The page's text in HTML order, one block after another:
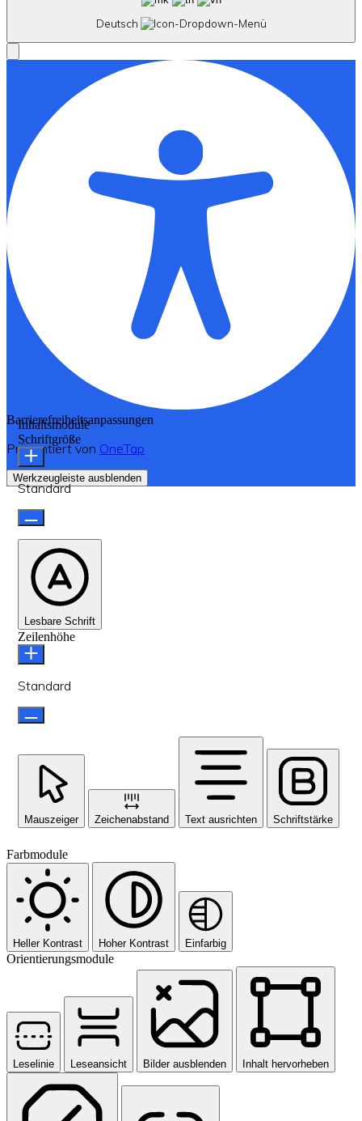
Deutsch
Barrierefreiheitsanpassungen
Präsentiert von OneTap
Werkzeugleiste ausblenden
Inhaltsmodule
Schriftgröße
Standard
Lesbare Schrift
Zeilenhöhe
Standard
Mauszeiger Zeichenabstand Text ausrichten Schriftstärke
Farbmodule
Heller Kontrast Hoher Kontrast Einfarbig
Orientierungsmodule
Leselinie Leseansicht Bilder ausblenden Inhalt hervorheben